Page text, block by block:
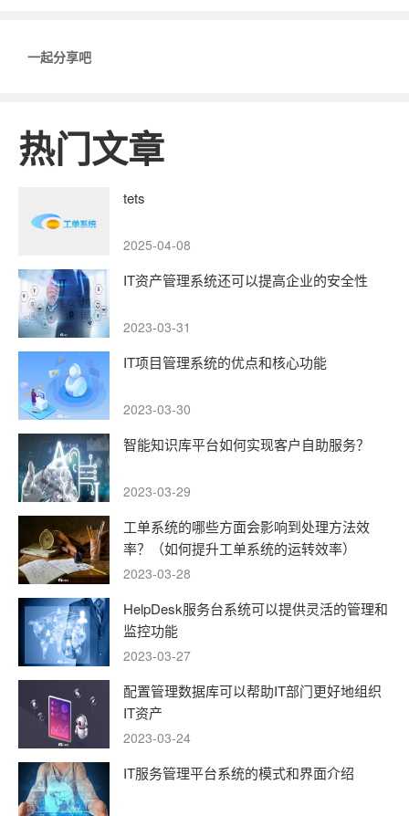
一起分享吧
热门文章
tets
2025-04-08
IT资产管理系统还可以提高企业的安全性
2023-03-31
IT项目管理系统的优点和核心功能
2023-03-30
智能知识库平台如何实现客户自助服务？
2023-03-29
工单系统的哪些方面会影响到处理方法效
率？（如何提升工单系统的运转效率）
2023-03-28
HelpDesk服务台系统可以提供灵活的管理和
监控功能
2023-03-27
配置管理数据库可以帮助IT部门更好地组织
IT资产
2023-03-24
IT服务管理平台系统的模式和界面介绍